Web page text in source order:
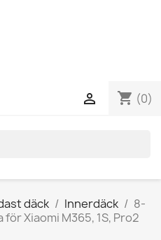
shopping_cart (0)

däck Innerdäck
8-
Xiaomi M365, 1S, Pro2